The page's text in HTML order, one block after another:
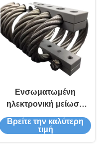
233B Wire Rope Isolator
Ενσωματωμένη
ηλεκτρονική μείωση
θορύβου με
απομονωτή από
Βρείτε την καλύτερη
τιμή